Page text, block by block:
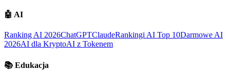
🤖 AI
Ranking AI 2026ChatGPTClaudeRankingi AI Top 10Darmowe AI
2026AI dla KryptoAI z Tokenem
📚 Edukacja